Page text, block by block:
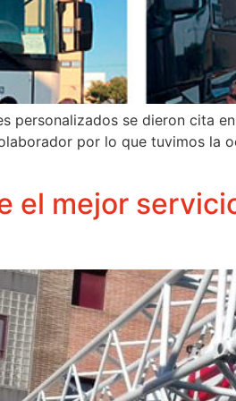
personalizados se dieron cita
por lo que tuvimos la
el mejor